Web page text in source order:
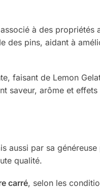
à des propriétés
des pins, aidant à
faisant de Lemon
saveur, arôme et
aussi par sa
qualité.
carré, selon les